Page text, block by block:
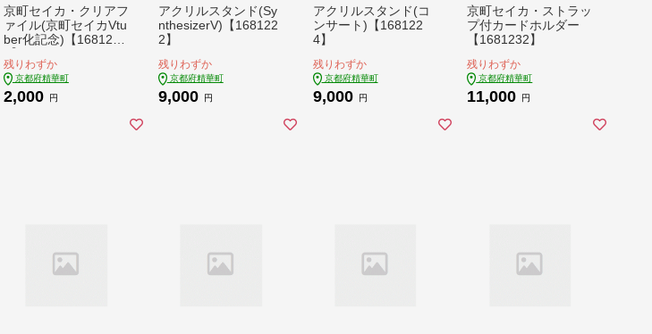
京町セイカ・クリアフ
ァイル(京町セイカVtu
ber化記念)【168121
残りわずか
京都府精華町
2,000 円
アクリルスタンド(Sy
nthesizerV)【168122
2】
残りわずか
京都府精華町
9,000 円
アクリルスタンド(コ
ンサート)【168122
4】
残りわずか
京都府精華町
9,000 円
京町セイカ・ストラッ
プ付カードホルダー
【1681232】
残りわずか
京都府精華町
11,000 円